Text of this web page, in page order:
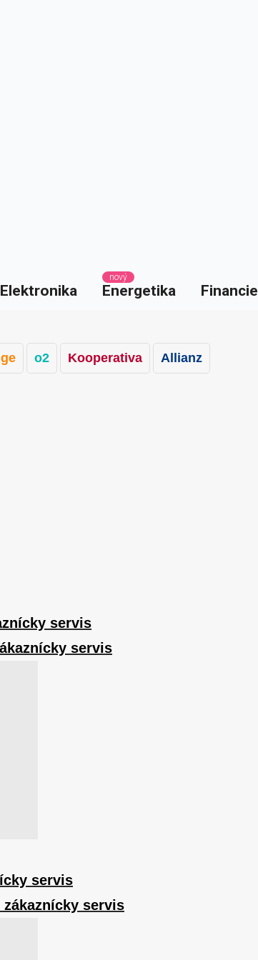
Elektronika
nový
Energetika Financie
o2 Kooperativa Allianz
servis
servis
servis
servis